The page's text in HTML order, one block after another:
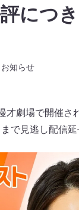
につ
お知らせ
才劇場で開催さ
で見逃し配信延